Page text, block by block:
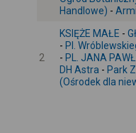
Handlowe) -
2
KSIĘŻE MAŁE -
- Pl.
- PL. JANA
DH Astra - Park
(Ośrodek dla